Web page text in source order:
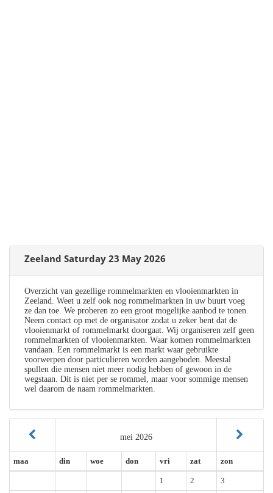
Zeeland Saturday 23 May 2026
Overzicht van gezellige rommelmarkten en vlooienmarkten in
Zeeland. Weet u zelf ook nog rommelmarkten in uw buurt voeg
ze dan toe. We proberen zo een groot mogelijke aanbod te tonen.
Neem contact op met de organisator zodat u zeker bent dat de
vlooienmarkt of rommelmarkt doorgaat. Wij organiseren zelf geen
rommelmarkten of vlooienmarkten. Waar komen rommelmarkten
vandaan. Een rommelmarkt is een markt waar gebruikte
voorwerpen door particulieren worden aangeboden. Meestal
spullen die mensen niet meer nodig hebben of gewoon in de
wegstaan. Dit is niet per se rommel, maar voor sommige mensen
wel daarom de naam rommelmarkten.
mei 2026
maa din woe don vri zat zon
1 2 3